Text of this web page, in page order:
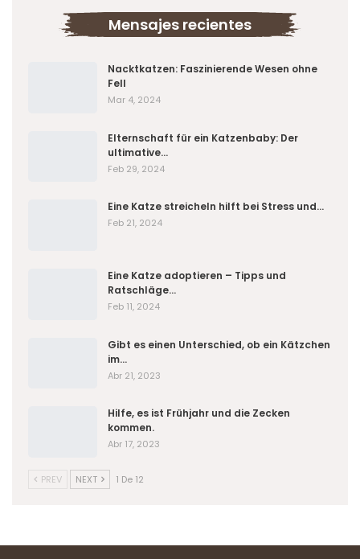
Mensajes recientes
Nacktkatzen: Faszinierende Wesen ohne
Fell
Mar 4, 2024
Elternschaft für ein Katzenbaby: Der
ultimative…
Feb 29, 2024
Eine Katze streicheln hilft bei Stress und…
Feb 21, 2024
Eine Katze adoptieren – Tipps und
Ratschläge…
Feb 11, 2024
Gibt es einen Unterschied, ob ein Kätzchen
im…
Abr 21, 2023
Hilfe, es ist Frühjahr und die Zecken
kommen.
Abr 17, 2023
PREV NEXT 1 De 12